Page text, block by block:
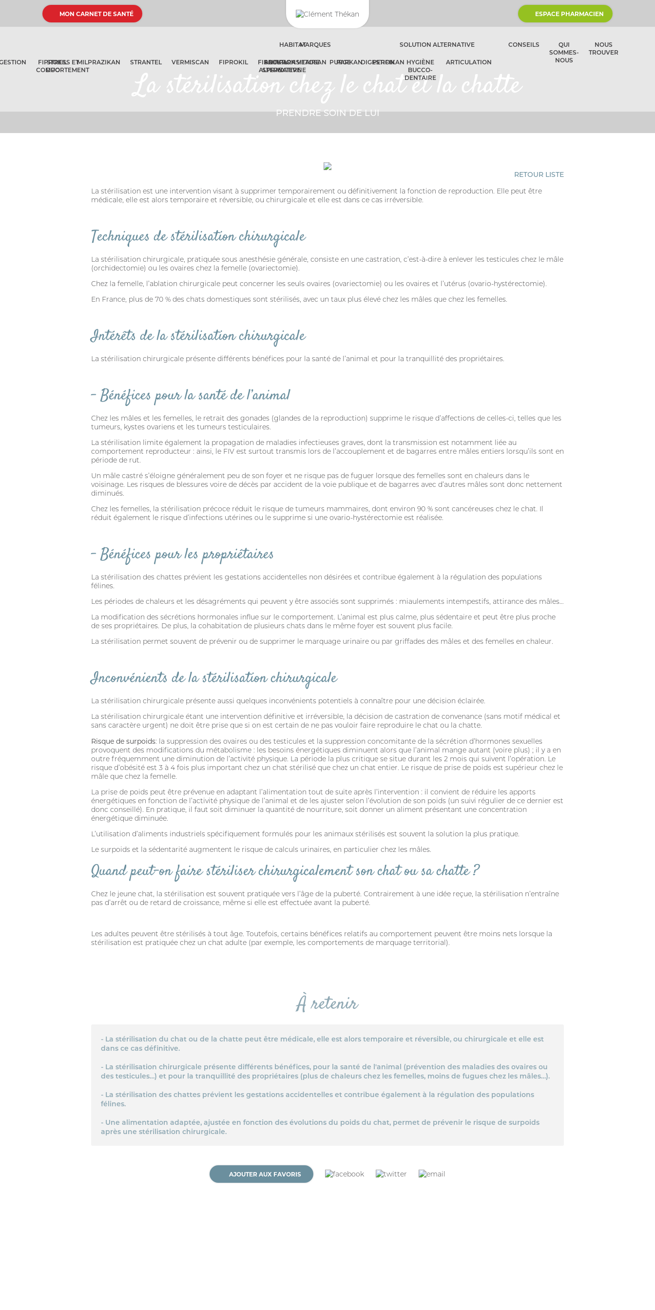
MON CARNET DE SANTÉ ESPACE PHARMACIEN
STRESS ET
COMPORTEMENT
HABITAT
SOLUTION
ALTERNATIVE
SOLUTION ALTERNATIVE
ANTIPARASITAIRE
EXTERNE
PURGE DIGESTION
HYGIÈNE
BUCCO-
DENTAIRE
ARTICULATION
MARQUES
FIPROKIL
DUO
MILPRAZIKAN STRANTEL VERMISCAN FIPROKIL
FIPROKIL
SPRAY
VETOSAN PARKAN PERFIKAN
CONSEILS
QUI
SOMMES-
NOUS
NOUS
TROUVER
La stérilisation chez le chat et la chatte
PRENDRE SOIN DE LUI
RETOUR LISTE
La stérilisation est une intervention visant à supprimer temporairement ou définitivement la fonction de reproduction. Elle peut être
médicale, elle est alors temporaire et réversible, ou chirurgicale et elle est dans ce cas irréversible.
Techniques de stérilisation chirurgicale
La stérilisation chirurgicale, pratiquée sous anesthésie générale, consiste en une castration, c’est-à-dire à enlever les testicules chez le mâle
(orchidectomie) ou les ovaires chez la femelle (ovariectomie).
Chez la femelle, l’ablation chirurgicale peut concerner les seuls ovaires (ovariectomie) ou les ovaires et l’utérus (ovario-hystérectomie).
En France, plus de 70 % des chats domestiques sont stérilisés, avec un taux plus élevé chez les mâles que chez les femelles.
Intérêts de la stérilisation chirurgicale
La stérilisation chirurgicale présente différents bénéfices pour la santé de l’animal et pour la tranquillité des propriétaires.
– Bénéfices pour la santé de l’animal
Chez les mâles et les femelles, le retrait des gonades (glandes de la reproduction) supprime le risque d’affections de celles-ci, telles que les
tumeurs, kystes ovariens et les tumeurs testiculaires.
La stérilisation limite également la propagation de maladies infectieuses graves, dont la transmission est notamment liée au
comportement reproducteur : ainsi, le FIV est surtout transmis lors de l’accouplement et de bagarres entre mâles entiers lorsqu’ils sont en
période de rut.
Un mâle castré s’éloigne généralement peu de son foyer et ne risque pas de fuguer lorsque des femelles sont en chaleurs dans le
voisinage. Les risques de blessures voire de décès par accident de la voie publique et de bagarres avec d’autres mâles sont donc nettement
diminués.
Chez les femelles, la stérilisation précoce réduit le risque de tumeurs mammaires, dont environ 90 % sont cancéreuses chez le chat. Il
réduit également le risque d’infections utérines ou le supprime si une ovario-hystérectomie est réalisée.
– Bénéfices pour les propriétaires
La stérilisation des chattes prévient les gestations accidentelles non désirées et contribue également à la régulation des populations
félines.
Les périodes de chaleurs et les désagréments qui peuvent y être associés sont supprimés : miaulements intempestifs, attirance des mâles…
La modification des sécrétions hormonales influe sur le comportement. L’animal est plus calme, plus sédentaire et peut être plus proche
de ses propriétaires. De plus, la cohabitation de plusieurs chats dans le même foyer est souvent plus facile.
La stérilisation permet souvent de prévenir ou de supprimer le marquage urinaire ou par griffades des mâles et des femelles en chaleur.
Inconvénients de la stérilisation chirurgicale
La stérilisation chirurgicale présente aussi quelques inconvénients potentiels à connaître pour une décision éclairée.
La stérilisation chirurgicale étant une intervention définitive et irréversible, la décision de castration de convenance (sans motif médical et
sans caractère urgent) ne doit être prise que si on est certain de ne pas vouloir faire reproduire le chat ou la chatte.
Risque de surpoids: la suppression des ovaires ou des testicules et la suppression concomitante de la sécrétion d’hormones sexuelles
provoquent des modifications du métabolisme : les besoins énergétiques diminuent alors que l’animal mange autant (voire plus) ; il y a en
outre fréquemment une diminution de l’activité physique. La période la plus critique se situe durant les 2 mois qui suivent l’opération. Le
risque d’obésité est 3 à 4 fois plus important chez un chat stérilisé que chez un chat entier. Le risque de prise de poids est supérieur chez le
mâle que chez la femelle.
La prise de poids peut être prévenue en adaptant l’alimentation tout de suite après l’intervention : il convient de réduire les apports
énergétiques en fonction de l’activité physique de l’animal et de les ajuster selon l’évolution de son poids (un suivi régulier de ce dernier est
donc conseillé). En pratique, il faut soit diminuer la quantité de nourriture, soit donner un aliment présentant une concentration
énergétique diminuée.
L’utilisation d’aliments industriels spécifiquement formulés pour les animaux stérilisés est souvent la solution la plus pratique.
Le surpoids et la sédentarité augmentent le risque de calculs urinaires, en particulier chez les mâles.
Quand peut-on faire stériliser chirurgicalement son chat ou sa chatte ?
Chez le jeune chat, la stérilisation est souvent pratiquée vers l’âge de la puberté. Contrairement à une idée reçue, la stérilisation n’entraîne
pas d’arrêt ou de retard de croissance, même si elle est effectuée avant la puberté.
Les adultes peuvent être stérilisés à tout âge. Toutefois, certains bénéfices relatifs au comportement peuvent être moins nets lorsque la
stérilisation est pratiquée chez un chat adulte (par exemple, les comportements de marquage territorial).
À retenir
- La stérilisation du chat ou de la chatte peut être médicale, elle est alors temporaire et réversible, ou chirurgicale et elle est
dans ce cas définitive.
- La stérilisation chirurgicale présente différents bénéfices, pour la santé de l'animal (prévention des maladies des ovaires ou
des testicules…) et pour la tranquillité des propriétaires (plus de chaleurs chez les femelles, moins de fugues chez les mâles…).
- La stérilisation des chattes prévient les gestations accidentelles et contribue également à la régulation des populations
félines.
- Une alimentation adaptée, ajustée en fonction des évolutions du poids du chat, permet de prévenir le risque de surpoids
après une stérilisation chirurgicale.
AJOUTER AUX FAVORIS
CONNEXION
Mot de passe
Mot passe oublié?
SE CONNECTER